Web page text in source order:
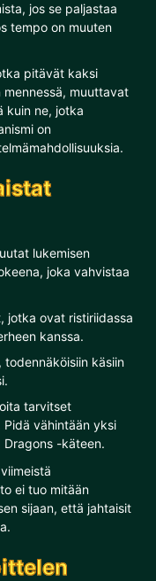
jos se paljastaa
tempo on muuten
pitävät kaksi
muuttavat
kuin ne, jotka
on
lukemisen
joka vahvistaa
jotka ovat ristiriidassa
kanssa.
käsiin
tarvitset
vähintään yksi
Dragons -käteen.
ei tuo mitään
sijaan, että jahtaisit